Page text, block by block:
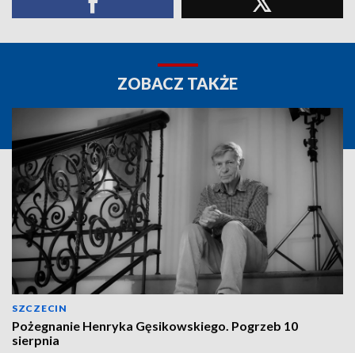
ZOBACZ TAKŻE
SZCZECIN
Pożegnanie Henryka Gęsikowskiego. Pogrzeb 10
sierpnia